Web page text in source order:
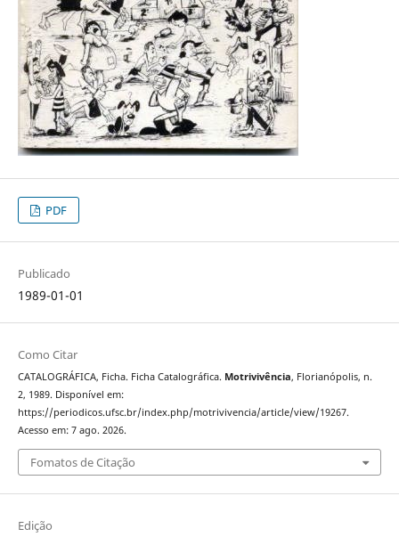
PDF
Publicado
1989-01-01
Como Citar
CATALOGRÁFICA, Ficha. Ficha Catalográfica. Motrivivência, Florianópolis, n.
2, 1989. Disponível em:
https://periodicos.ufsc.br/index.php/motrivivencia/article/view/19267.
Acesso em: 7 ago. 2026.
Fomatos de Citação
Edição